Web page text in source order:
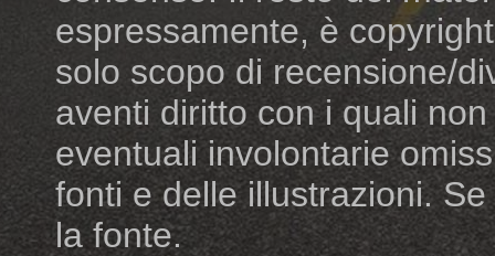
espressamente, è
solo scopo di recensione/
aventi diritto con i quali
eventuali involontarie
fonti e delle illustrazioni.
la fonte.